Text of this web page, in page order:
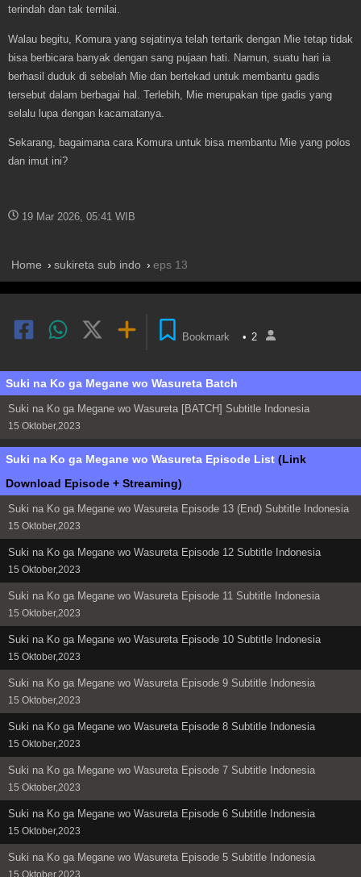
terindah dan tak ternilai.
Walau begitu, Komura yang sejatinya telah tertarik dengan Mie tetap tidak
bisa berbicara banyak dengan sang pujaan hati. Namun, suatu hari ia
berhasil duduk di sebelah Mie dan bertekad untuk membantu gadis
tersebut dalam berbagai hal. Terlebih, Mie merupakan tipe gadis yang
selalu lupa dengan kacamatanya.
Sekarang, bagaimana cara Komura untuk bisa membantu Mie yang polos
dan imut ini?
19 Mar 2026, 05:41 WIB
Home sukireta sub indo eps 13
Bookmark • 2
Suki na Ko ga Megane wo Wasureta Batch
Suki na Ko ga Megane wo Wasureta [BATCH] Subtitle Indonesia
15 Oktober,2023
Suki na Ko ga Megane wo Wasureta Episode List (Link
Download Episode + Streaming)
Suki na Ko ga Megane wo Wasureta Episode 13 (End) Subtitle Indonesia
15 Oktober,2023
Suki na Ko ga Megane wo Wasureta Episode 12 Subtitle Indonesia
15 Oktober,2023
Suki na Ko ga Megane wo Wasureta Episode 11 Subtitle Indonesia
15 Oktober,2023
Suki na Ko ga Megane wo Wasureta Episode 10 Subtitle Indonesia
15 Oktober,2023
Suki na Ko ga Megane wo Wasureta Episode 9 Subtitle Indonesia
15 Oktober,2023
Suki na Ko ga Megane wo Wasureta Episode 8 Subtitle Indonesia
15 Oktober,2023
Suki na Ko ga Megane wo Wasureta Episode 7 Subtitle Indonesia
15 Oktober,2023
Suki na Ko ga Megane wo Wasureta Episode 6 Subtitle Indonesia
15 Oktober,2023
Suki na Ko ga Megane wo Wasureta Episode 5 Subtitle Indonesia
15 Oktober,2023